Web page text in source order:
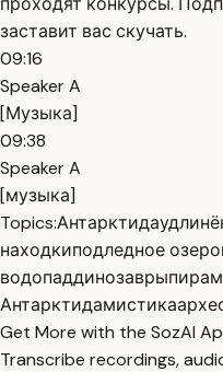
заставит вас скучать.
09:16
Speaker A
[Музыка]
09:38
Speaker A
[музыка]
Topics:Антарктида
находкиподледное озеро
водопаддинозавры
Антарктидамистика
Get More with the SozAI
Transcribe recordings,